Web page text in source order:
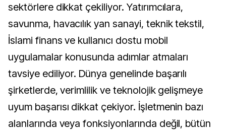
sektörlere dikkat çekiliyor. Yatırımcılara,
savunma, havacılık yan sanayi, teknik tekstil,
İslami finans ve kullanıcı dostu mobil
uygulamalar konusunda adımlar atmaları
tavsiye ediliyor. Dünya genelinde başarılı
şirketlerde, verimlilik ve teknolojik gelişmeye
uyum başarısı dikkat çekiyor. İşletmenin bazı
alanlarında veya fonksiyonlarında değil, bütün